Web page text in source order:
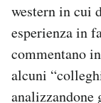
western in cui
esperienza in
commentano
alcuni
analizzandone